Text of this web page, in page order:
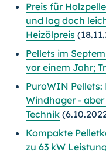
Preis für
und lag doch
Heizölpreis
Pellets im
vor einem Jahr;
PuroWIN Pellets:
Windhager -
Technik
Kompakte
zu 63 kW